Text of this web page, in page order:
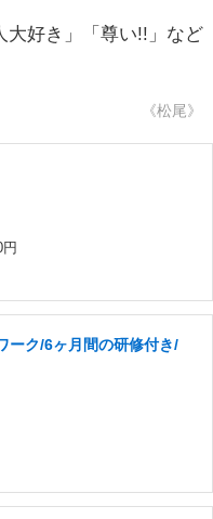
好き」「尊い!!」など
《松尾》
ーク/6ヶ月間の研修付き/